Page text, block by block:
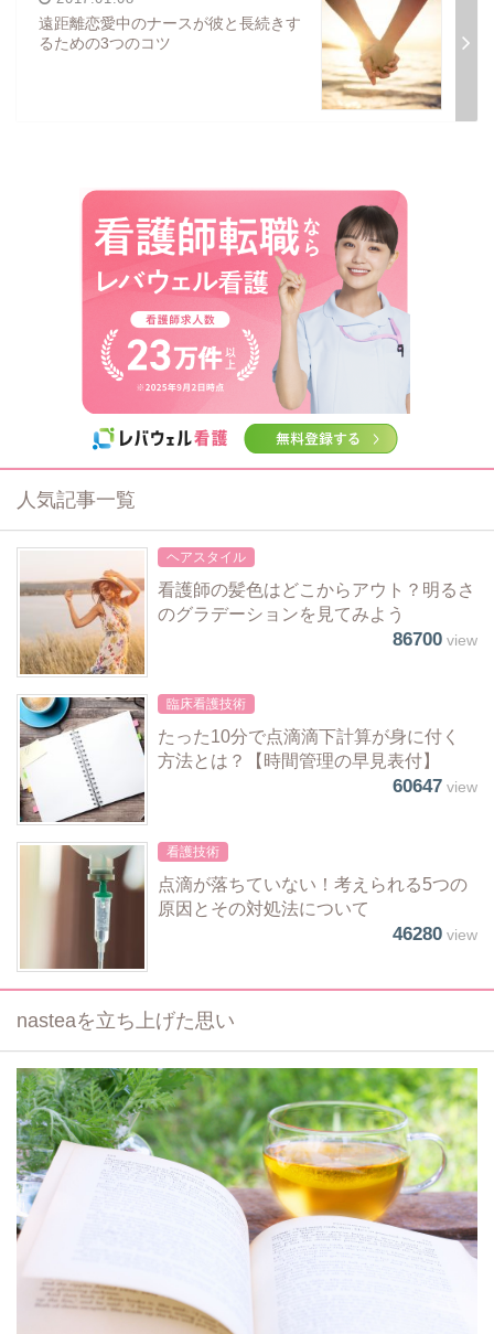
遠距離恋愛中のナースが彼と長続きす
るための3つのコツ
人気記事一覧
ヘアスタイル
看護師の髪色はどこからアウト？明るさ
のグラデーションを見てみよう
86700view
臨床看護技術
たった10分で点滴滴下計算が身に付く
方法とは？【時間管理の早見表付】
60647view
看護技術
点滴が落ちていない！考えられる5つの
原因とその対処法について
46280view
nasteaを立ち上げた思い